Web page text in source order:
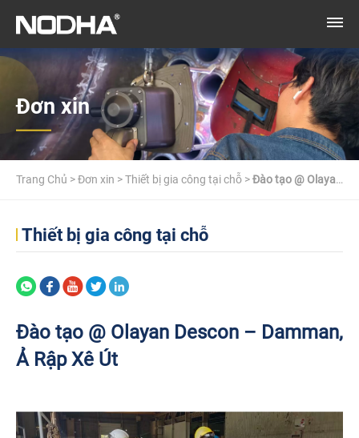
Đơn xin
Trang Chủ >Đơn xin >Thiết bị gia công tại chỗ >Đào tạo @ Olayan
Thiết bị gia công tại chỗ
Đào tạo @ Olayan Descon – Damman,
Ả Rập Xê Út